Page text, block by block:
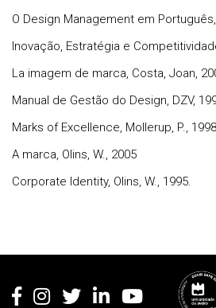
O Design Management em
Inovação, Estratégia e
La imagem de marca, Costa, Joan,
Manual de Gestão do Design, DZV,
Marks of Excellence, Mollerup, P.,
A marca, Olins, W., 2005
Corporate Identity, Olins, W., 1995.